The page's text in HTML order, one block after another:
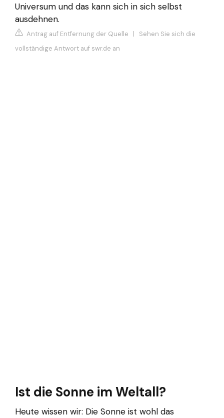
Universum und das kann sich in sich selbst
ausdehnen.
Antrag auf Entfernung der Quelle | Sehen Sie sich die
vollständige Antwort auf swr.de an
Ist die Sonne im Weltall?
Heute wissen wir: Die Sonne ist wohl das